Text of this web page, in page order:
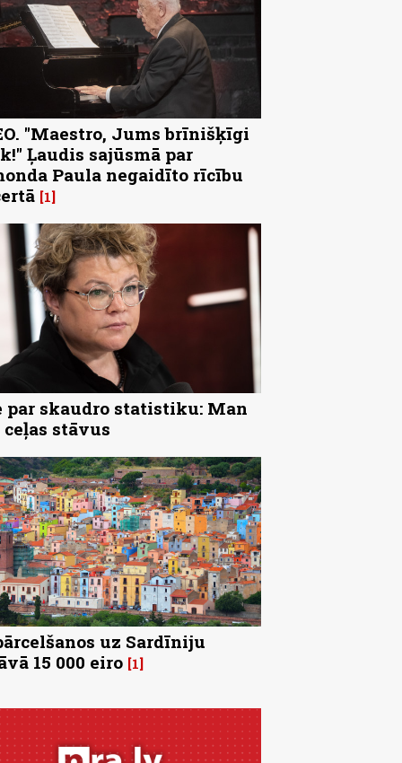
"Maestro, Jums brīnišķīgi
Ļaudis sajūsmā par
Paula negaidīto rīcību
1
par skaudro statistiku: Man
stāvus
uz Sardīniju
15 000 eiro 1